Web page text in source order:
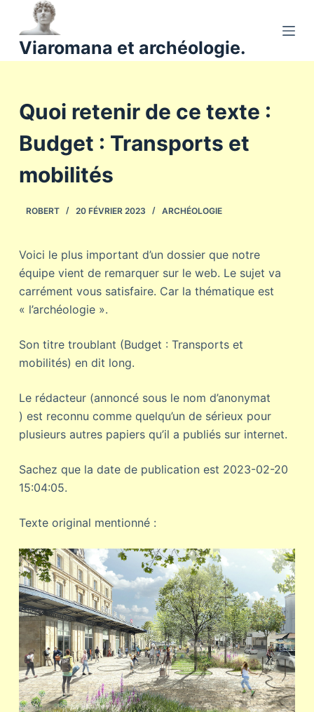
a
o
n
u
Viaromana et archéologie.
Quoi retenir de ce texte :
Budget : Transports et
mobilités
ROBERT 20 FÉVRIER 2023 ARCHÉOLOGIE
Voici le plus important d’un dossier que notre
équipe vient de remarquer sur le web. Le sujet va
carrément vous satisfaire. Car la thématique est
« l’archéologie ».
Son titre troublant (Budget : Transports et
mobilités) en dit long.
Le rédacteur (annoncé sous le nom d’anonymat
) est reconnu comme quelqu’un de sérieux pour
plusieurs autres papiers qu’il a publiés sur internet.
Sachez que la date de publication est 2023-02-20
15:04:05.
Texte original mentionné :